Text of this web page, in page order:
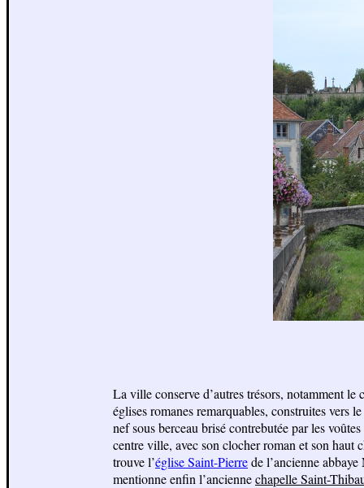
La ville conserve d’autres trésors, notamment
églises romanes remarquables, construites vers
nef sous berceau brisé contrebutée par les
centre ville, avec son clocher roman et son
trouve l’église Saint-Pierrede l’ancienne
mentionne enfin l’anciennechapelle Saint-